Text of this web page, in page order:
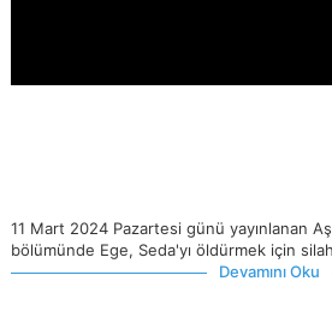
11 Mart 2024 Pazartesi günü yayınlanan
bölümünde Ege, Seda'yı öldürmek için
Devamını Oku